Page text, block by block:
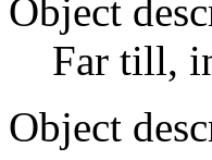
Object
Far till,
Object